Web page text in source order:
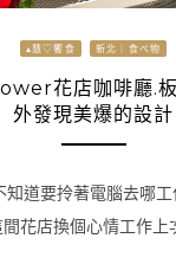
▴慧♡饗食 新北｜食べ物
花店咖啡廳.板
外發現美爆的設計
知道要拎著電腦去哪
花店換個心情工作